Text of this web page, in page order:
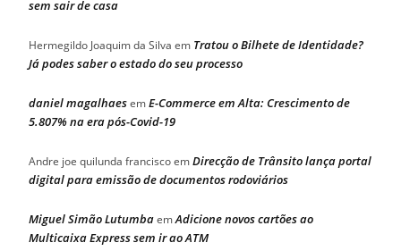
sem sair de casa
Hermegildo Joaquim da Silva em Tratou o Bilhete de Identidade?
Já podes saber o estado do seu processo
daniel magalhaesemE-Commerce em Alta: Crescimento de
5.807% na era pós-Covid-19
Andre joe quilunda franciscoemDirecção de Trânsito lança portal
digital para emissão de documentos rodoviários
Miguel Simão LutumbaemAdicione novos cartões ao
Multicaixa Express sem ir ao ATM